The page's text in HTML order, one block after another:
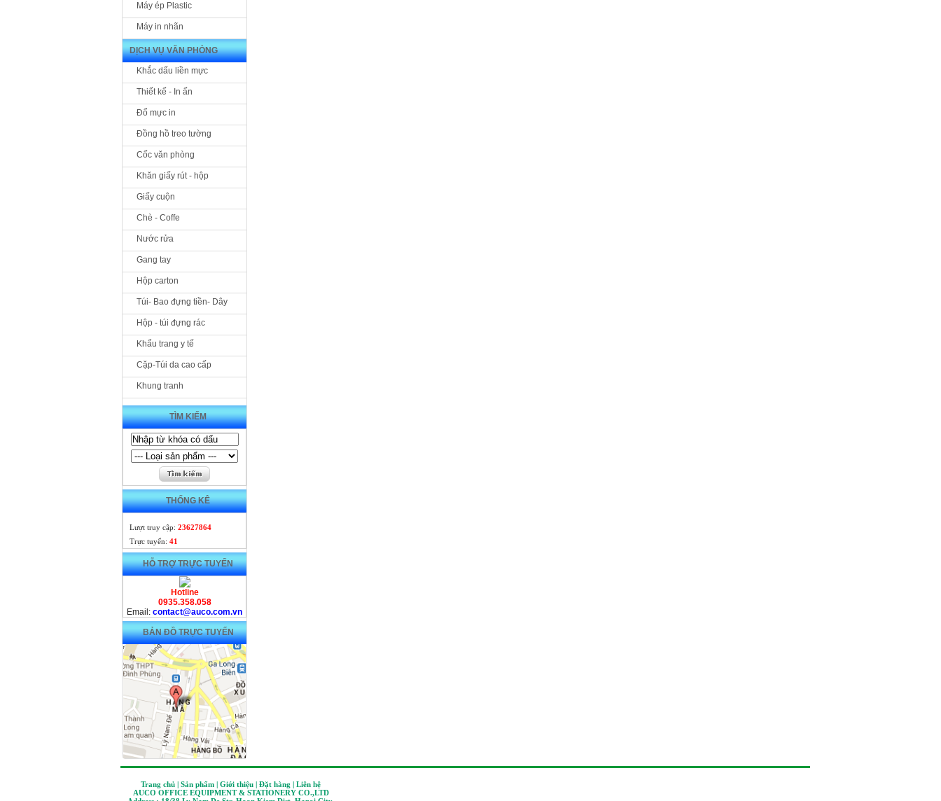
Máy ép Plastic
Máy in nhãn
DỊCH VỤ VĂN PHÒNG
Khắc dấu liền mực
Thiết kế - In ấn
Đổ mực in
Đồng hồ treo tường
Cốc văn phòng
Khăn giấy rút - hộp
Giấy cuộn
Chè - Coffe
Nước rửa
Gang tay
Hộp carton
Túi- Bao đựng tiền- Dây
Hộp - túi đựng rác
Khẩu trang y tế
Cặp-Túi da cao cấp
Khung tranh
TÌM KIẾM
THỐNG KÊ
Lượt truy cập: 23627864
Trực tuyến: 41
HỖ TRỢ TRỰC TUYẾN
Hotline
0935.358.058
Email: contact@auco.com.vn
BẢN ĐỒ TRỰC TUYẾN
Trang chủ | Sản phẩm | Giới thiệu | Đặt hàng | Liên hệ
AUCO OFFICE EQUIPMENT & STATIONERY CO.,LTD